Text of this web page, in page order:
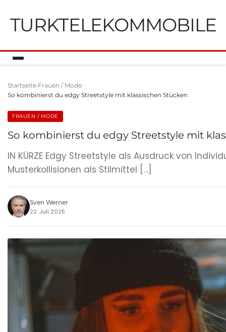
TURKTELEKOMMOBILE
Startseite Frauen / Mode
So kombinierst du edgy Streetstyle mit klassischen Stücken
FRAUEN / MODE
So kombinierst du edgy Streetstyle mit
IN KÜRZE Edgy Streetstyle als Ausdruck von
Musterkollisionen als Stilmittel […]
Sven Werner
22. Juli 2025